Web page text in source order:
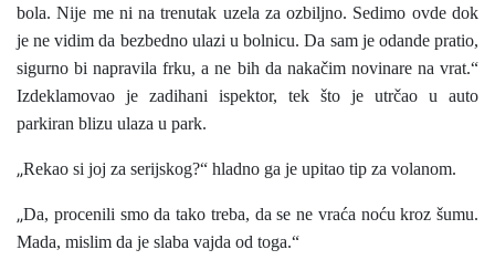
bola. Nije me ni na trenutak uzela za ozbiljno. Sedimo ovde dok
je ne vidim da bezbedno ulazi u bolnicu. Da sam je odande pratio,
sigurno bi napravila frku, a ne bih da nakačim novinare na vrat.“
Izdeklamovao je zadihani ispektor, tek što je utrčao u auto
parkiran blizu ulaza u park.
„Rekao si joj za serijskog?“ hladno ga je upitao tip za volanom.
„Da, procenili smo da tako treba, da se ne vraća noću kroz šumu.
Mada, mislim da je slaba vajda od toga.“